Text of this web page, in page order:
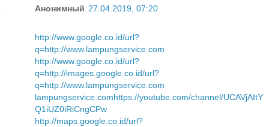
Анонимный 27.04.2019, 07:20
http://www.google.co.id/url?
q=http://www.lampungservice.com
http://www.google.co.id/url?
q=http://images.google.co.id/url?
q=http://www.lampungservice.com
lampungservice.comhttps://youtube.com/channel/UCAVjAItY
Q1iUZ0iRiCngCPw
http://maps.google.co.id/url?